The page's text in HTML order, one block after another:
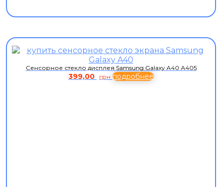
Сенсорное стекло дисплея Samsung Galaxy A40 A405
399,00 грн подробнее